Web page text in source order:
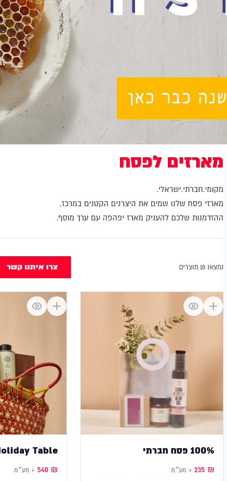
מארזים לפסח
מקומי.חברתי.ישראלי.
מארזי פסח שלנו שמים את היצרנים הקטנים במרכז.
ההזדמנות שלכם להעניק מארז יפהפה עם ערך מוסף.
נמצאו 10 מוצרים צרו איתנו קשר
100% פסח חברתי
235 ₪ + מע״מ
Table
540 ₪ + מע״מ